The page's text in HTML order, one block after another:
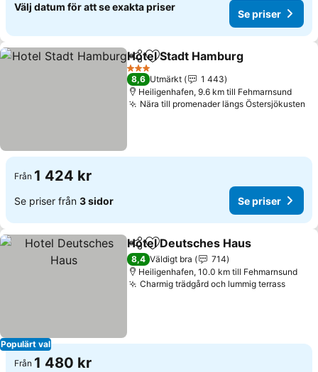
Välj datum för att se exakta priser
Se priser
Dela Lägg till i Mina Favoriter
Hotel Stadt Hamburg
3 Stjärnor
8,6 Utmärkt
1 443
Heiligenhafen, 9.6 km till Fehmarnsund
Nära till promenader längs Östersjökusten
Från 1 424 kr
Se priser från 3 sidor Se priser
Populärt val
Dela Lägg till i Mina Favoriter
Hotel Deutsches Haus
8,4 Väldigt bra
714
Heiligenhafen, 10.0 km till Fehmarnsund
Charmig trädgård och lummig terrass
Från 1 480 kr